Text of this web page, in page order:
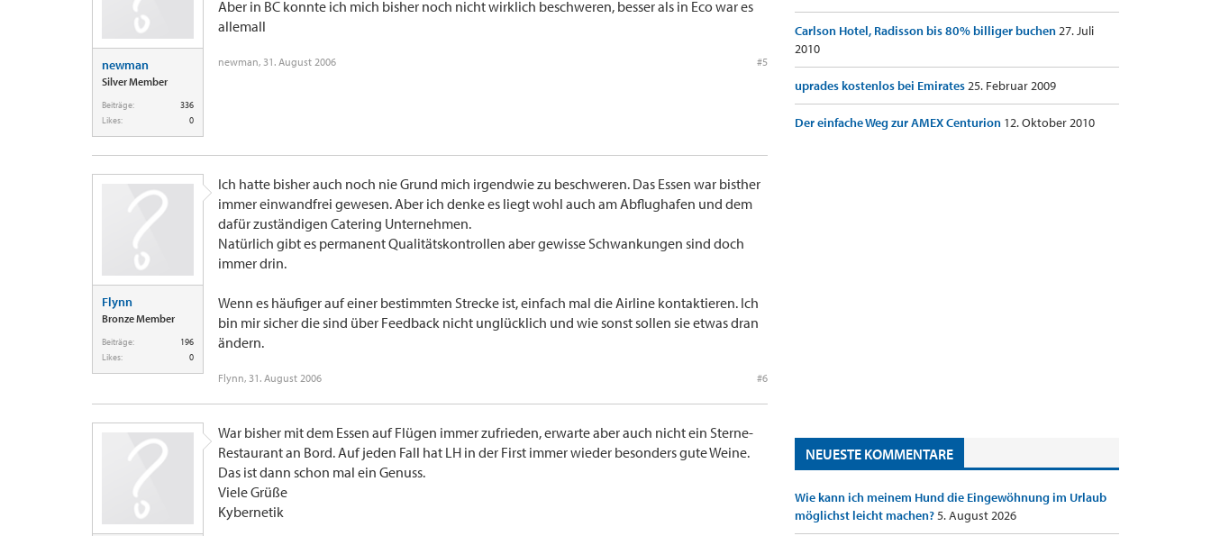
newman
Silver Member
Beiträge:
336
Likes:
0
Aber in BC konnte ich mich bisher noch nicht wirklich beschweren, besser als in Eco war es
allemall
newman, 31. August 2006 #5
Flynn
Bronze Member
Beiträge:
196
Likes:
0
Ich hatte bisher auch noch nie Grund mich irgendwie zu beschweren. Das Essen war bisther
immer einwandfrei gewesen. Aber ich denke es liegt wohl auch am Abflughafen und dem
dafür zuständigen Catering Unternehmen.
Natürlich gibt es permanent Qualitätskontrollen aber gewisse Schwankungen sind doch
immer drin.
Wenn es häufiger auf einer bestimmten Strecke ist, einfach mal die Airline kontaktieren. Ich
bin mir sicher die sind über Feedback nicht unglücklich und wie sonst sollen sie etwas dran
ändern.
Flynn, 31. August 2006 #6
War bisher mit dem Essen auf Flügen immer zufrieden, erwarte aber auch nicht ein Sterne-
Restaurant an Bord. Auf jeden Fall hat LH in der First immer wieder besonders gute Weine.
Das ist dann schon mal ein Genuss.
Viele Grüße
Kybernetik
Carlson Hotel, Radisson bis 80% billiger buchen27. Juli
2010
uprades kostenlos bei Emirates25. Februar 2009
Der einfache Weg zur AMEX Centurion 12. Oktober 2010
NEUESTE KOMMENTARE
Wie kann ich meinem Hund die Eingewöhnung im Urlaub
möglichst leicht machen?5. August 2026